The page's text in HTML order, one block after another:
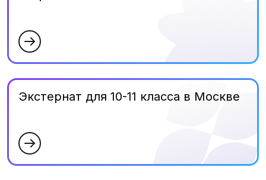
Экстернат для 10-11 класса в Москве